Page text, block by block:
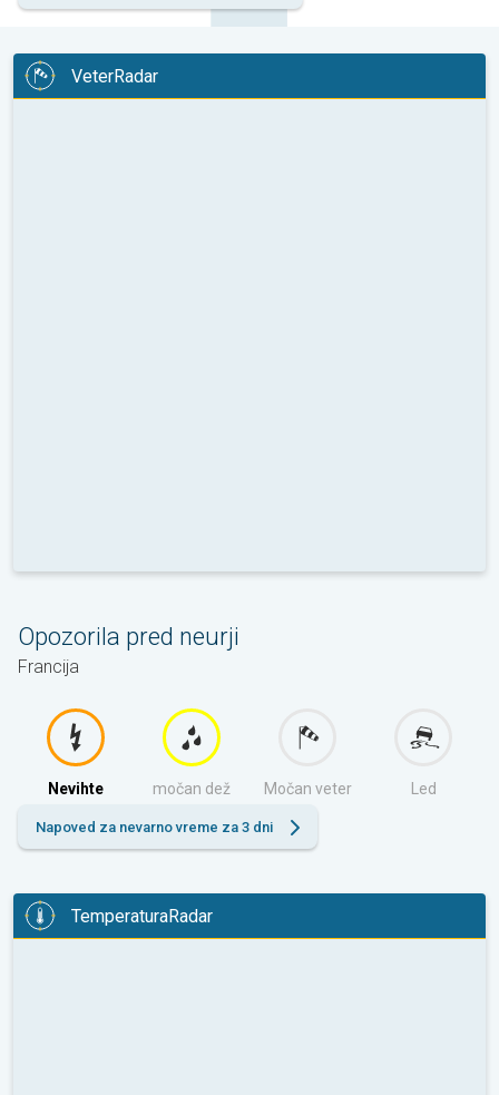
VeterRadar
Opozorila pred neurji
Francija
Nevihte močan dež Močan veter Led
Napoved za nevarno vreme za 3 dni
TemperaturaRadar